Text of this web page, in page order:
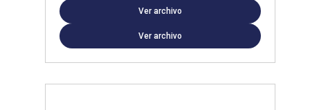
Ver archivo
Ver archivo